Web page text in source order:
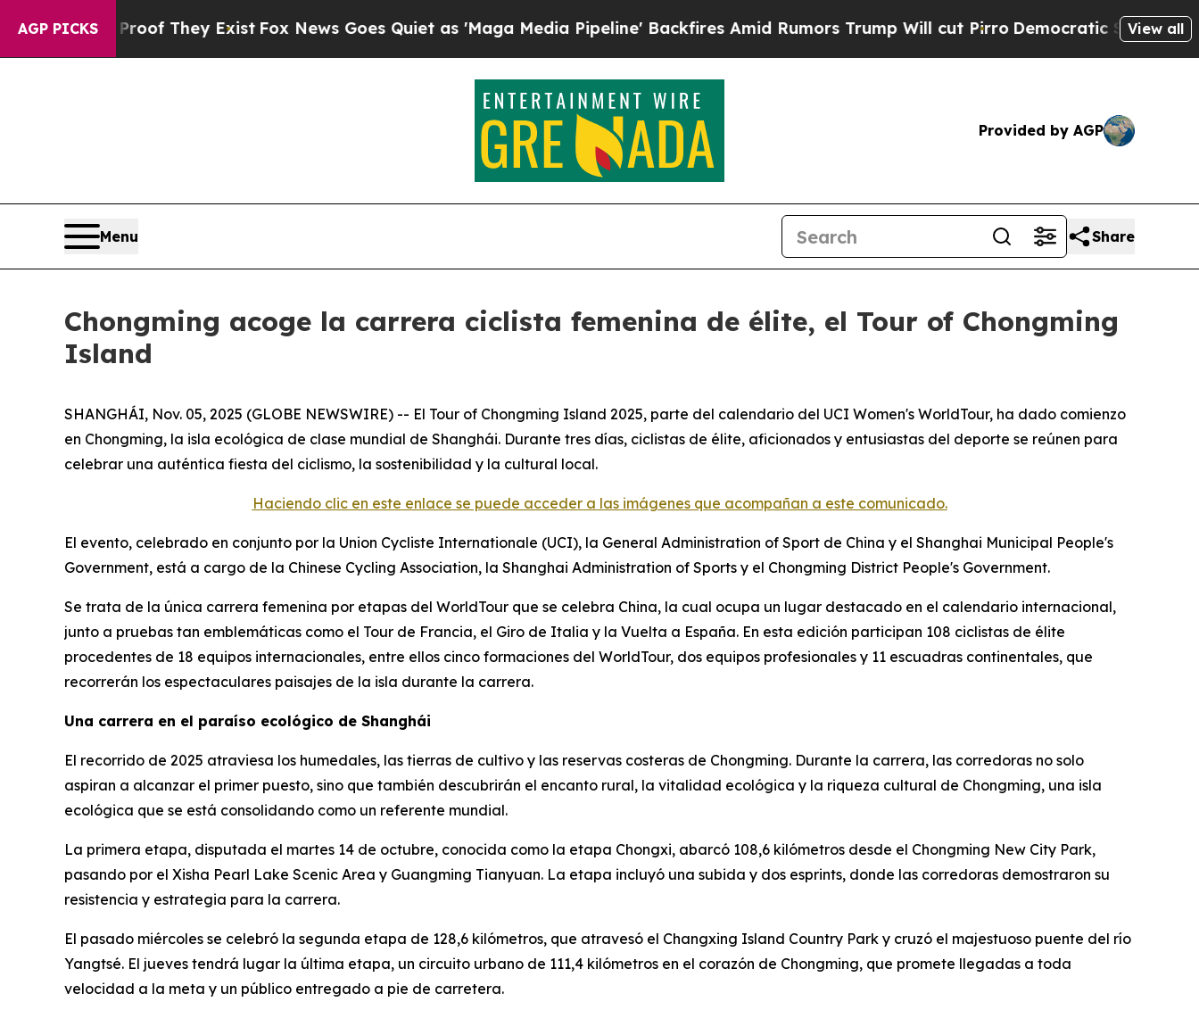
AGP PICKS
no Proof They ExistFox News Goes Quiet as 'Maga Media Pipeline' Backfires Amid Rumors Trump Will cut Pirro Democratic Socialists ofView all
Provided by AGP
Menu Share
Chongming acoge la carrera ciclista femenina de élite, el Tour of Chongming
Island
SHANGHÁI, Nov. 05, 2025 (GLOBE NEWSWIRE) -- El Tour of Chongming Island 2025, parte del calendario del UCI Women's WorldTour, ha dado comienzo
en Chongming, la isla ecológica de clase mundial de Shanghái. Durante tres días, ciclistas de élite, aficionados y entusiastas del deporte se reúnen para
celebrar una auténtica fiesta del ciclismo, la sostenibilidad y la cultural local.
Haciendo clic en este enlace se puede acceder a las imágenes que acompañan a este comunicado.
El evento, celebrado en conjunto por la Union Cycliste Internationale (UCI), la General Administration of Sport de China y el Shanghai Municipal People's
Government, está a cargo de la Chinese Cycling Association, la Shanghai Administration of Sports y el Chongming District People's Government.
Se trata de la única carrera femenina por etapas del WorldTour que se celebra China, la cual ocupa un lugar destacado en el calendario internacional,
junto a pruebas tan emblemáticas como el Tour de Francia, el Giro de Italia y la Vuelta a España. En esta edición participan 108 ciclistas de élite
procedentes de 18 equipos internacionales, entre ellos cinco formaciones del WorldTour, dos equipos profesionales y 11 escuadras continentales, que
recorrerán los espectaculares paisajes de la isla durante la carrera.
Una carrera en el paraíso ecológico de Shanghái
El recorrido de 2025 atraviesa los humedales, las tierras de cultivo y las reservas costeras de Chongming. Durante la carrera, las corredoras no solo
aspiran a alcanzar el primer puesto, sino que también descubrirán el encanto rural, la vitalidad ecológica y la riqueza cultural de Chongming, una isla
ecológica que se está consolidando como un referente mundial.
La primera etapa, disputada el martes 14 de octubre, conocida como la etapa Chongxi, abarcó 108,6 kilómetros desde el Chongming New City Park,
pasando por el Xisha Pearl Lake Scenic Area y Guangming Tianyuan. La etapa incluyó una subida y dos esprints, donde las corredoras demostraron su
resistencia y estrategia para la carrera.
El pasado miércoles se celebró la segunda etapa de 128,6 kilómetros, que atravesó el Changxing Island Country Park y cruzó el majestuoso puente del río
Yangtsé. El jueves tendrá lugar la última etapa, un circuito urbano de 111,4 kilómetros en el corazón de Chongming, que promete llegadas a toda
velocidad a la meta y un público entregado a pie de carretera.